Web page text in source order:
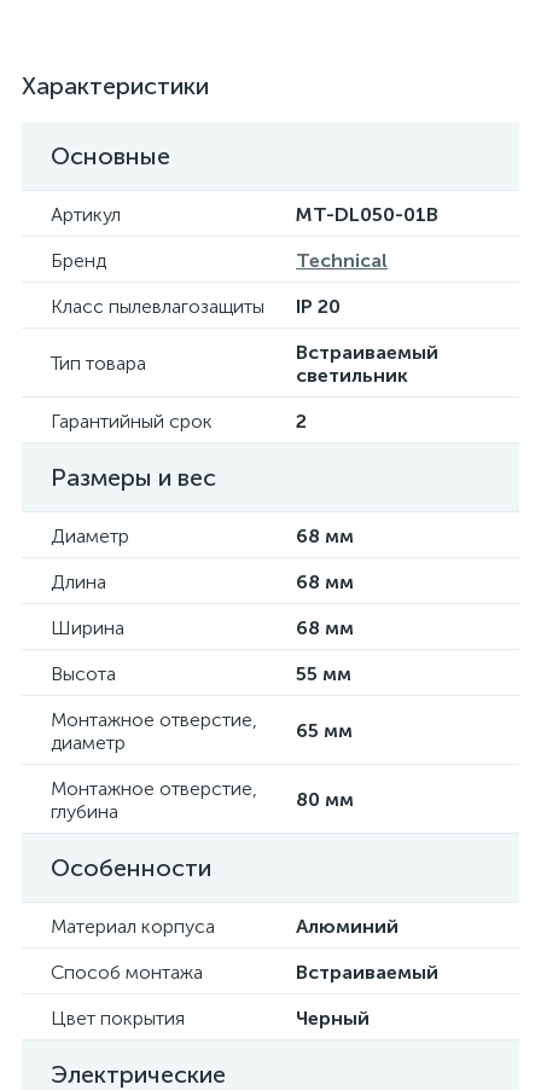
Характеристики
Основные
Артикул
MT-DL050-01B
Бренд
Technical
Класс пылевлагозащиты
IP 20
Тип товара
Встраиваемый
светильник
Гарантийный срок
2
Размеры и вес
Диаметр
68 мм
Длина
68 мм
Ширина
68 мм
Высота
55 мм
Монтажное отверстие,
диаметр
65 мм
Монтажное отверстие,
глубина
80 мм
Особенности
Материал корпуса
Алюминий
Способ монтажа
Встраиваемый
Цвет покрытия
Черный
Электрические